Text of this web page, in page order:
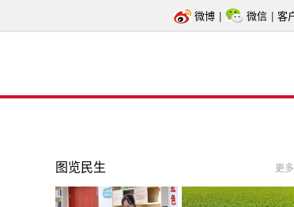
微博 微信 客
图览民生 更